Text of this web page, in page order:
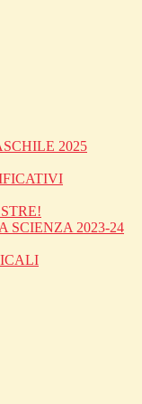
2025
SCIENZA 2023-24